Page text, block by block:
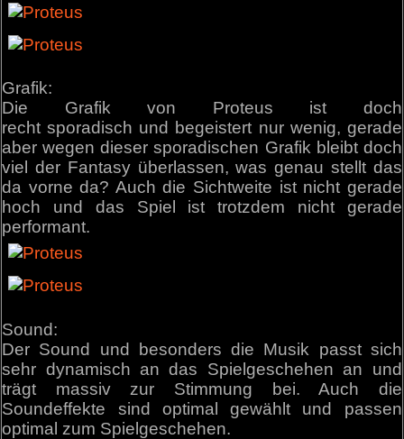
Grafik:
Die Grafik von Proteus ist doch
recht sporadisch und begeistert nur wenig, gerade
aber wegen dieser sporadischen Grafik bleibt doch
viel der Fantasy überlassen, was genau stellt das
da vorne da? Auch die Sichtweite ist nicht gerade
hoch und das Spiel ist trotzdem nicht gerade
performant.
Sound:
Der Sound und besonders die Musik passt sich
sehr dynamisch an das Spielgeschehen an und
trägt massiv zur Stimmung bei. Auch die
Soundeffekte sind optimal gewählt und passen
optimal zum Spielgeschehen.